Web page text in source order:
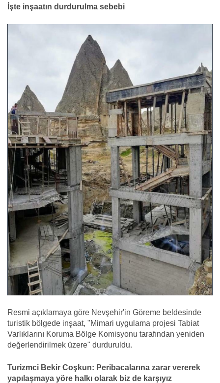
İşte inşaatın durdurulma sebebi
Resmi açıklamaya göre Nevşehir'in Göreme beldesinde
turistik bölgede inşaat, "Mimari uygulama projesi Tabiat
Varlıklarını Koruma Bölge Komisyonu tarafından yeniden
değerlendirilmek üzere" durduruldu.
Turizmci Bekir Coşkun: Peribacalarına zarar vererek
yapılaşmaya yöre halkı olarak biz de karşıyız